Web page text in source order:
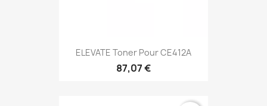
ELEVATE Toner Pour CE412A
87,07 €